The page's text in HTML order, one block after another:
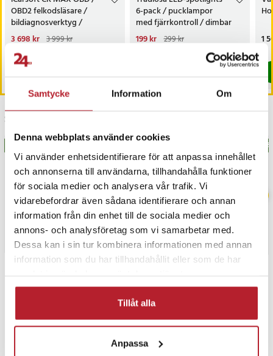
Samtycke Information Om
Denna webbplats använder cookies
Vi använder enhetsidentifierare för att anpassa innehållet
och annonserna till användarna, tillhandahålla funktioner
för sociala medier och analysera vår trafik. Vi
vidarebefordrar även sådana identifierare och annan
information från din enhet till de sociala medier och
annons- och analysföretag som vi samarbetar med.
Dessa kan i sin tur kombinera informationen med annan
information som du har tillhandahållit eller som de har
Tillåt alla
Anpassa
- Antal tändcykler: >15 000
- Effektfaktor: >0,45
- Kvicksilverinnehåll: 0 mg
- Garanti: 36 månader
- Certifikat: CE, EMC, RoHS
Artikelnummer:124971
OBD2 felkodsläsare /
bildiagnosverktyg /
diagnosverktyg för bil
Nuvarande pris:
3 698 kr 3 999 kr
I lager, levereras inom 1-2 vardagar
6-pack / pucklampor
med fjärrkontroll / dimbar
skåpbelysning
Nuvarande pris
199 kr 299 kr
I lager, levereras inom 1-2 vardagar
1
Senast besökta
UTFÖRSÄLJNING